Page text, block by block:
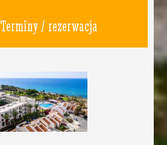
Terminy / rezerwacja